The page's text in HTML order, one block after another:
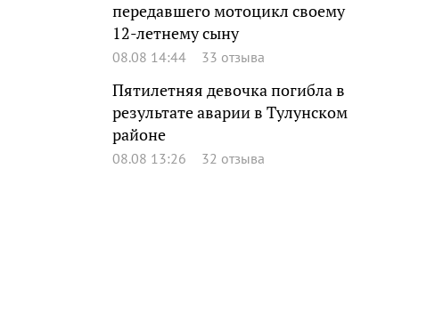
передавшего мотоцикл своему
12-летнему сыну
08.08 14:44 33 отзыва
Пятилетняя девочка погибла в
результате аварии в Тулунском
районе
08.08 13:26 32 отзыва